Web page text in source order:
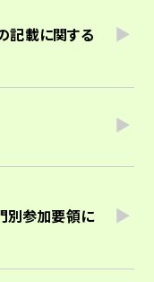
記載に関する
別参加要領に